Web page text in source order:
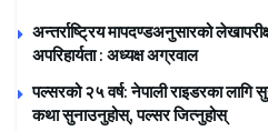
अन्तर्राष्ट्रिय मापदण्डअनुसारको
अपरिहार्यता : अध्यक्ष अग्रवाल
पल्सरको २५ वर्ष: नेपाली राइडरका लागि
कथा सुनाउनुहोस्, पल्सर जित्नुहोस्